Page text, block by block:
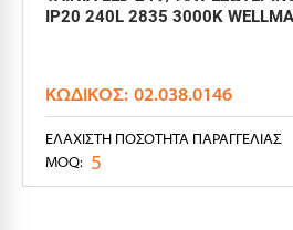
IP20 240L 2835 3000K
ΚΩΔΙΚΌΣ: 02.038.0146
ΕΛΆΧΙΣΤΗ ΠΟΣΌΤΗΤΑ ΠΑΡΑΓΓΕΛΊΑΣ
MOQ: 5